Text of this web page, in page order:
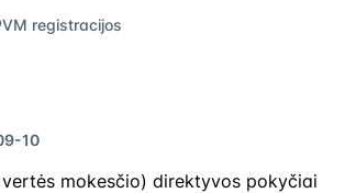
registracijos
10
mokesčio) direktyvos pokyčiai